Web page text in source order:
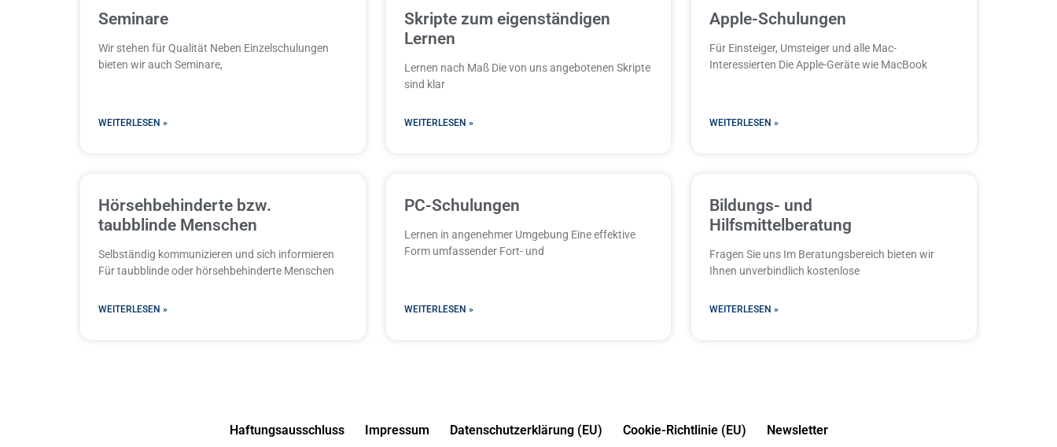
Seminare
Wir stehen für Qualität Neben Einzelschulungen
bieten wir auch Seminare,
WEITERLESEN »
Skripte zum eigenständigen
Lernen
Lernen nach Maß Die von uns angebotenen Skripte
sind klar
WEITERLESEN »
Apple-Schulungen
Für Einsteiger, Umsteiger und alle Mac-
Interessierten Die Apple-Geräte wie MacBook
WEITERLESEN »
Hörsehbehinderte bzw.
taubblinde Menschen
Selbständig kommunizieren und sich informieren
Für taubblinde oder hörsehbehinderte Menschen
WEITERLESEN »
PC-Schulungen
Lernen in angenehmer Umgebung Eine effektive
Form umfassender Fort- und
WEITERLESEN »
Bildungs- und
Hilfsmittelberatung
Fragen Sie uns Im Beratungsbereich bieten wir
Ihnen unverbindlich kostenlose
WEITERLESEN »
Haftungsausschluss Impressum Datenschutzerklärung (EU) Cookie-Richtlinie (EU) Newsletter